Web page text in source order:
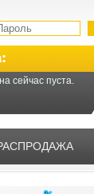
сейчас пуста.